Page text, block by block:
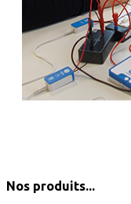
Nos produits...